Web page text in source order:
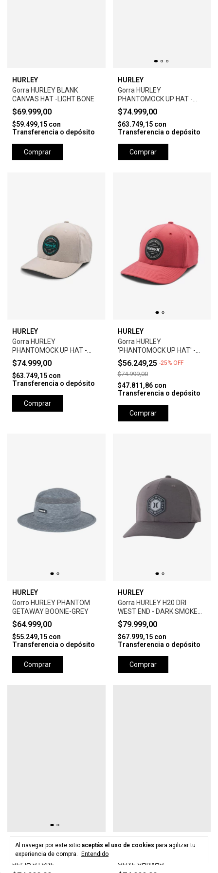
Al navegar por este sitio aceptás el uso de cookies para agilizar tu
experiencia de compra.
Entendido
HURLEY
Gorra HURLEY BLANK
CANVAS HAT -LIGHT BONE
$69.999,00
$59.499,15 con
Transferencia o depósito
Comprar
HURLEY
Gorra HURLEY
PHANTOMOCK UP HAT -
BLACK
$74.999,00
$63.749,15 con
Transferencia o depósito
Comprar
HURLEY
Gorra HURLEY
PHANTOMOCK UP HAT -
GREY
$74.999,00
$63.749,15 con
Transferencia o depósito
Comprar
HURLEY
Gorra HURLEY
'PHANTOMOCK UP HAT' -
UNIVERSTY RED
$56.249,25 -25% OFF
$74.999,00
$47.811,86 con
Transferencia o depósito
Comprar
HURLEY
Gorro HURLEY PHANTOM
GETAWAY BOONIE-GREY
$64.999,00
$55.249,15 con
Transferencia o depósito
Comprar
HURLEY
Gorra HURLEY H20 DRI
WEST END - DARK SMOKE
GREY
$79.999,00
$67.999,15 con
Transferencia o depósito
Comprar
HURLEY
Gorra HURLEY LEVELS HAT -
SEPIA STONE
HURLEY
OLIVE CANVAS